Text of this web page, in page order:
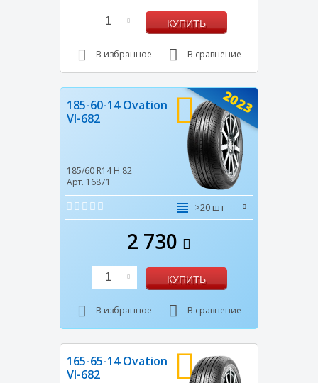
1 КУПИТЬ
В избранное В сравнение
2023
185-60-14 Ovation
VI-682
185/60 R14 H 82
Арт. 16871
>20 шт
2 730
1 КУПИТЬ
В избранное В сравнение
165-65-14 Ovation
VI-682